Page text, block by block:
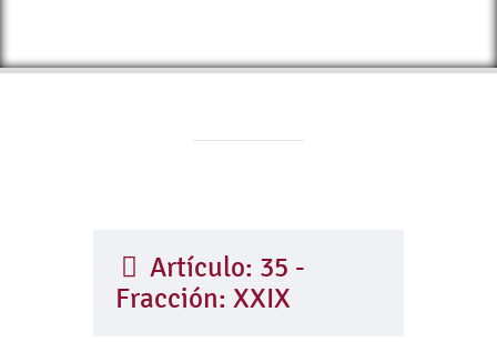
Artículo: 35 -
Fracción: XXIX